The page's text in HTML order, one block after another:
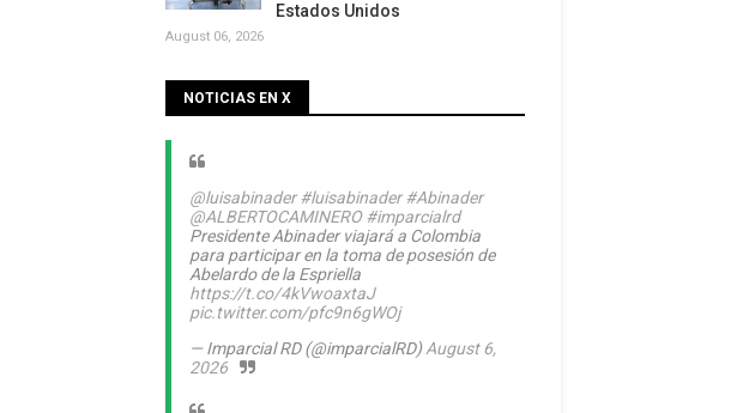
Estados Unidos
August 06, 2026
NOTICIAS EN X
@luisabinader #luisabinader #Abinader
@ALBERTOCAMINERO #imparcialrd
Presidente Abinader viajará a Colombia
para participar en la toma de posesión de
Abelardo de la Espriella
https://t.co/4kVwoaxtaJ
pic.twitter.com/pfc9n6gWOj
— Imparcial RD (@imparcialRD)August 6,
2026